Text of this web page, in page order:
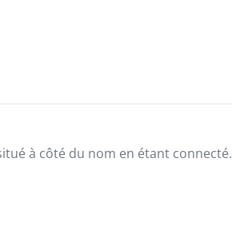
à côté du nom en étant connecté.